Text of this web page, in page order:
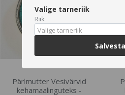
Pärlmutter Vesivärvid
kehamaalinguteks -
Valige tarneriik
Riik
Valige tarneriik
Salvesta